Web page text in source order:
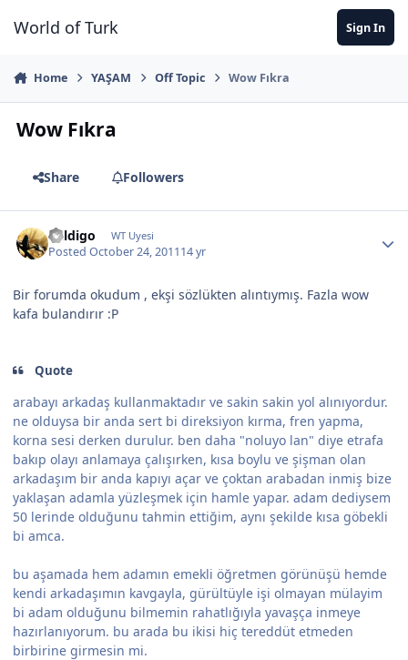
World of Turk Sign In
Home YAŞAM Off Topic Wow Fıkra
Wow Fıkra
Share Followers
haldigo WT Uyesi
PostedOctober 24, 201114 yr
Bir forumda okudum , ekşi sözlükten alıntıymış. Fazla wow
kafa bulandırır :P
Quote
arabayı arkadaş kullanmaktadır ve sakin sakin yol alınıyordur.
ne olduysa bir anda sert bi direksiyon kırma, fren yapma,
korna sesi derken durulur. ben daha "noluyo lan" diye etrafa
bakıp olayı anlamaya çalışırken, kısa boylu ve şişman olan
arkadaşım bir anda kapıyı açar ve çoktan arabadan inmiş bize
yaklaşan adamla yüzleşmek için hamle yapar. adam dediysem
50 lerinde olduğunu tahmin ettiğim, aynı şekilde kısa göbekli
bi amca.
bu aşamada hem adamın emekli öğretmen görünüşü hemde
kendi arkadaşımın kavgayla, gürültüyle işi olmayan mülayim
bi adam olduğunu bilmemin rahatlığıyla yavaşça inmeye
hazırlanıyorum. bu arada bu ikisi hiç tereddüt etmeden
birbirine girmesin mi.